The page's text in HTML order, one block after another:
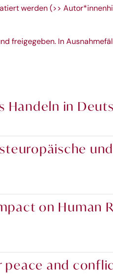
werden (>>
freigegeben. In
Handeln in
on Human
peace and